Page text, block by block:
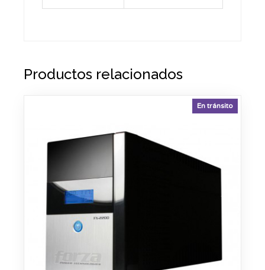
Productos relacionados
En tránsito